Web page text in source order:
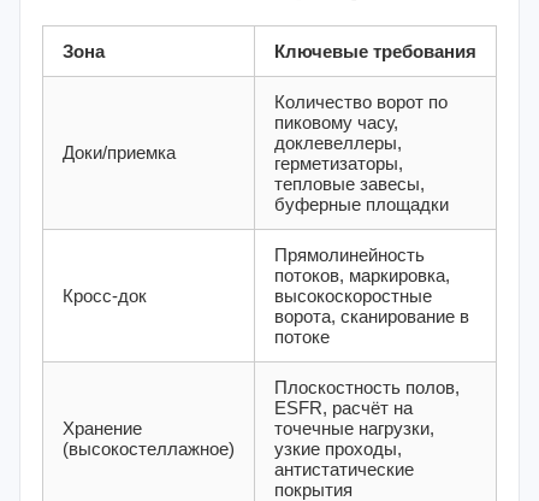
Зона Ключевые требования
Доки/приемка
Количество ворот по
пиковому часу,
доклевеллеры,
герметизаторы,
тепловые завесы,
буферные площадки
Кросс-док
Прямолинейность
потоков, маркировка,
высокоскоростные
ворота, сканирование в
потоке
Хранение
(высокостеллажное)
Плоскостность полов,
ESFR, расчёт на
точечные нагрузки,
узкие проходы,
антистатические
покрытия